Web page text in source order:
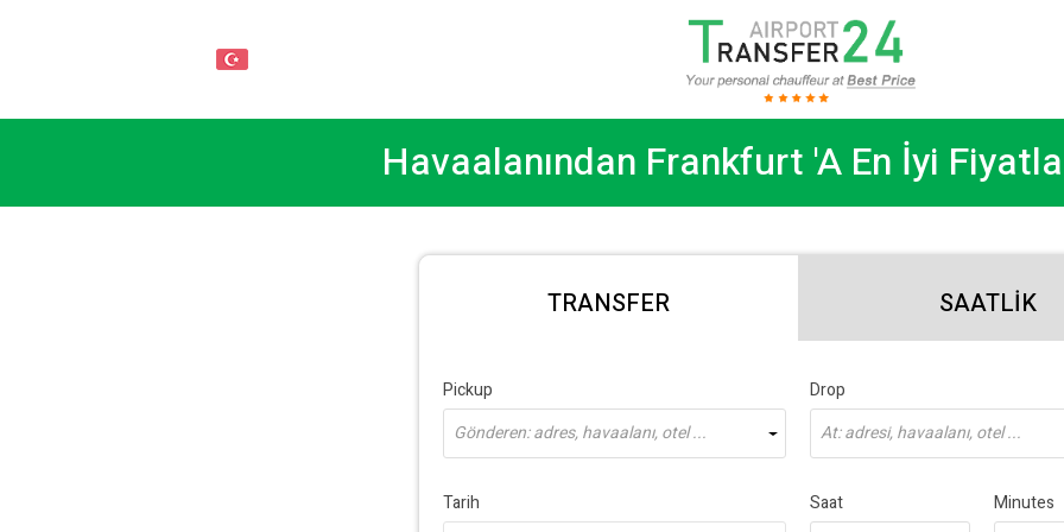
Havaalanından Frankfurt 'a En İyi
TRANSFER SAATLIK
Pickup
Gönderen: adres, havaalanı, otel ...
Drop
At: adresi, havaalanı, otel ...
Tarih Saat Minutes